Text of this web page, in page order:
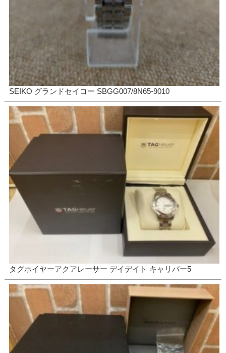
SEIKO グランドセイコー SBGG007/8N65-9010
タグホイヤーアクアレーサー デイデイト キャリバー5